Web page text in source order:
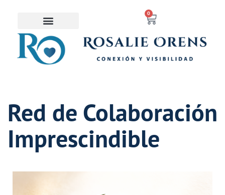
contenido
0
Red de Colaboración
Imprescindible